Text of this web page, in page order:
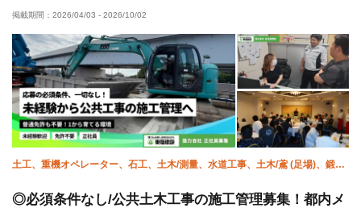
掲載期間： 2026/04/03 - 2026/10/02
土工、重機オペレーター、石工、土木/測量、水道工事、土木/鳶 (足場)、鍛治
◎必須条件なし/公共土木工事の施工管理募集！都内メ